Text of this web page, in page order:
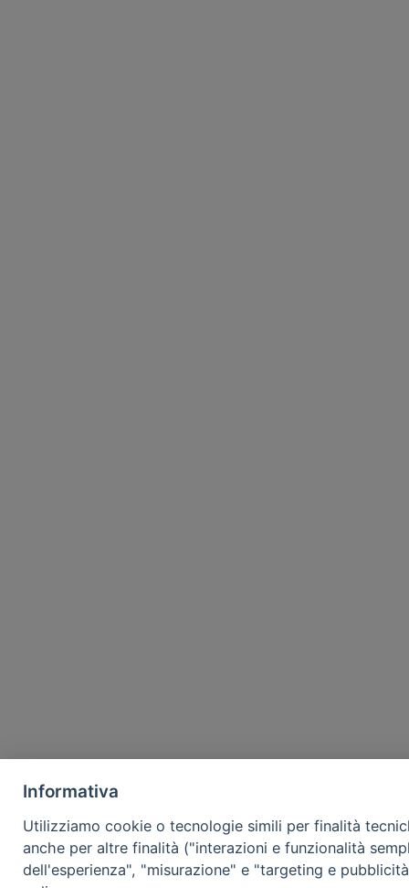
Informativa
Utilizziamo cookie o tecnologie simili per finalità
anche per altre finalità ("interazioni e funzionalità
dell'esperienza", "misurazione" e "targeting e